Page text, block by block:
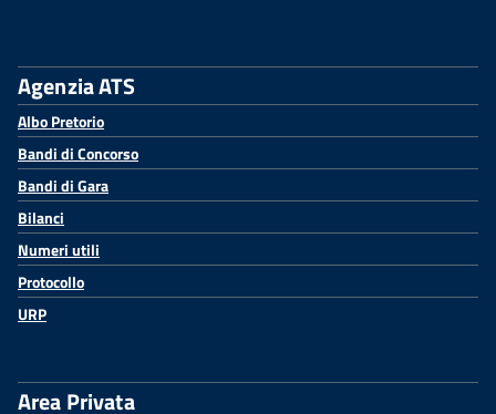
Agenzia ATS
Albo Pretorio
Bandi di Concorso
Bandi di Gara
Bilanci
Numeri utili
Protocollo
URP
Area Privata